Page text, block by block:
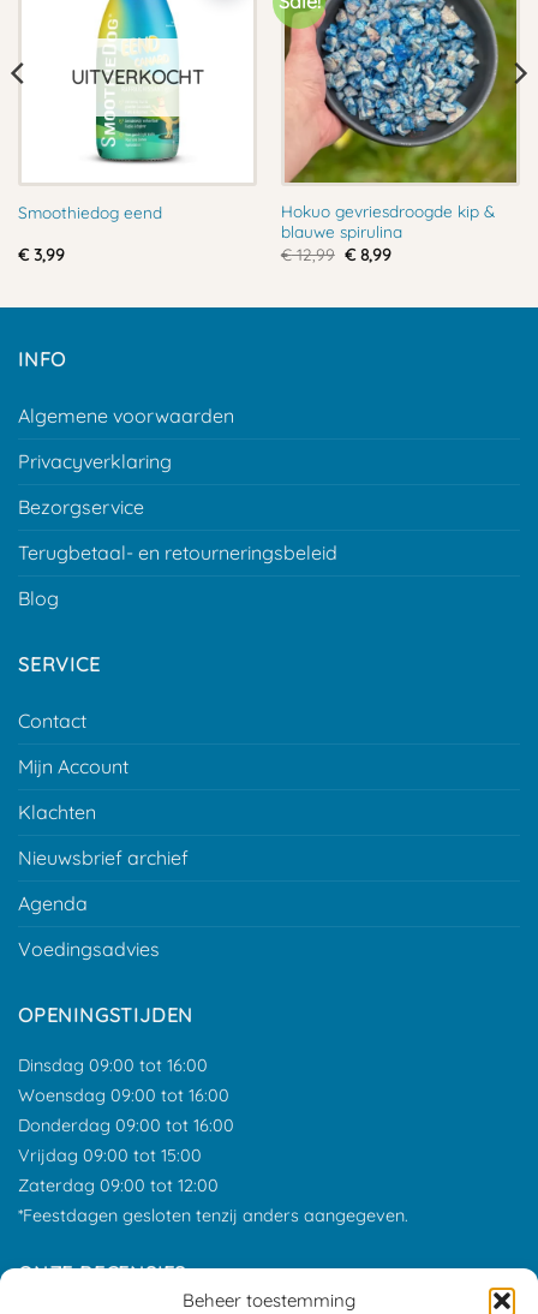
Beheer toestemming
UITVERKOCHT
Smoothiedog eend
€3,99
Hokuo gevriesdroogde kip &
blauwe spirulina
€12,99 Oorspronkelijke
prijs
€8,99Huidige
INFO
Algemene voorwaarden
Privacyverklaring
Bezorgservice
Terugbetaal- en retourneringsbeleid
Blog
SERVICE
Contact
Mijn Account
Klachten
Nieuwsbrief archief
Agenda
Voedingsadvies
OPENINGSTIJDEN
Dinsdag 09:00 tot 16:00
Woensdag 09:00 tot 16:00
Donderdag 09:00 tot 16:00
Vrijdag 09:00 tot 15:00
Zaterdag 09:00 tot 12:00
*Feestdagen gesloten tenzij anders aangegeven.
ONZE RECENSIES